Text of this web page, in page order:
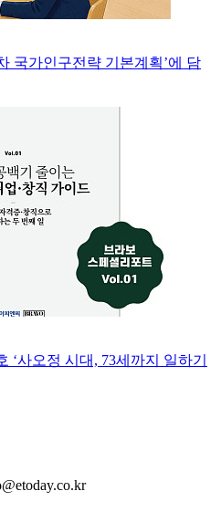
국가인구전략 기본계획’에 담
‘사오정 시대, 73세까지 일하기